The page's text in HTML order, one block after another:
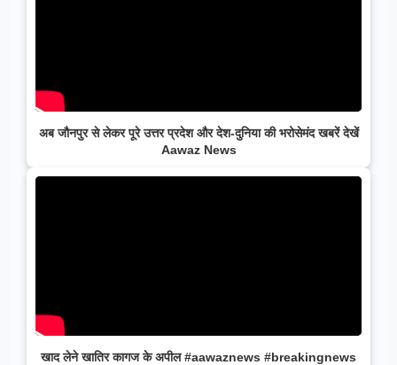
अब जौनपुर से लेकर पूरे उत्तर प्रदेश और देश-दुनिया की भरोसेमंद खबरें देखें
Aawaz News
खाद लेने खातिर कागज के अपील #aawaznews #breakingnews